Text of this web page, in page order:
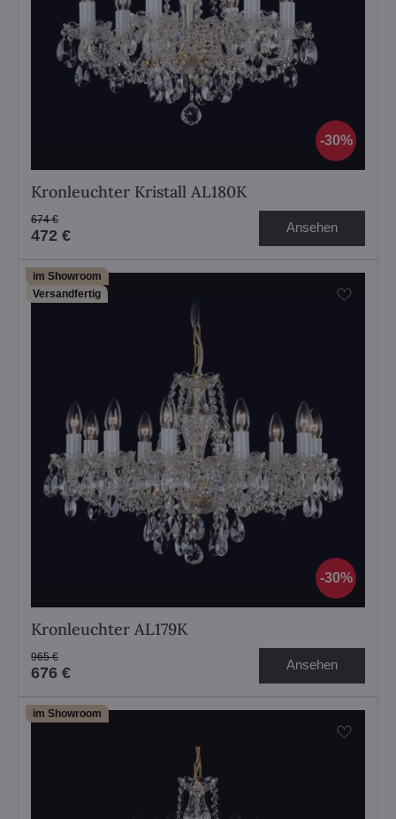
30%
Kronleuchter Kristall AL180K
472 €
674 € Ansehen
30%
im Showroom
Versandfertig
Kronleuchter AL179K
676 €
965 € Ansehen
im Showroom